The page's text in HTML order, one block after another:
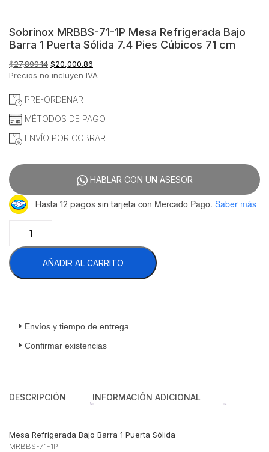
Sobrinox MRBBS-71-1P Mesa Refrigerada Bajo
Barra 1 Puerta Sólida 7.4 Pies Cúbicos 71 cm
$27,899.14 El
precio
era:
$20,000.86
precio
Precios no incluyen IVA
PRE-ORDENAR
MÉTODOS DE PAGO
ENVÍO POR COBRAR
HABLAR CON UN ASESOR
Hasta 12 pagos sin tarjeta con Mercado Pago. Saber más
MRBBS-
71-
1P
Mesa
Bajo
Sólida
71
cm
AÑADIR AL CARRITO
Envíos y tiempo de entrega
Confirmar existencias
DESCRIPCIÓN INFORMACIÓN ADICIONAL
Mesa Refrigerada Bajo Barra 1 Puerta Sólida
MRBBS-71-1P